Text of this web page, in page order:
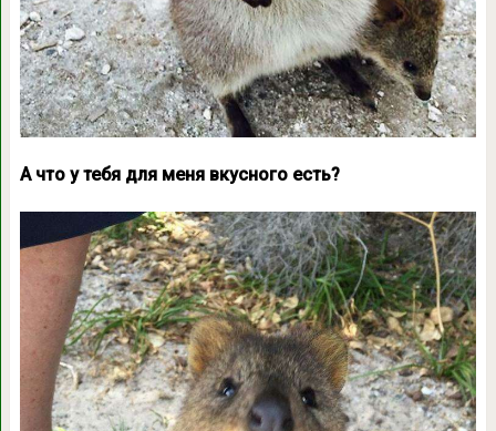
А что у тебя для меня вкусного есть?